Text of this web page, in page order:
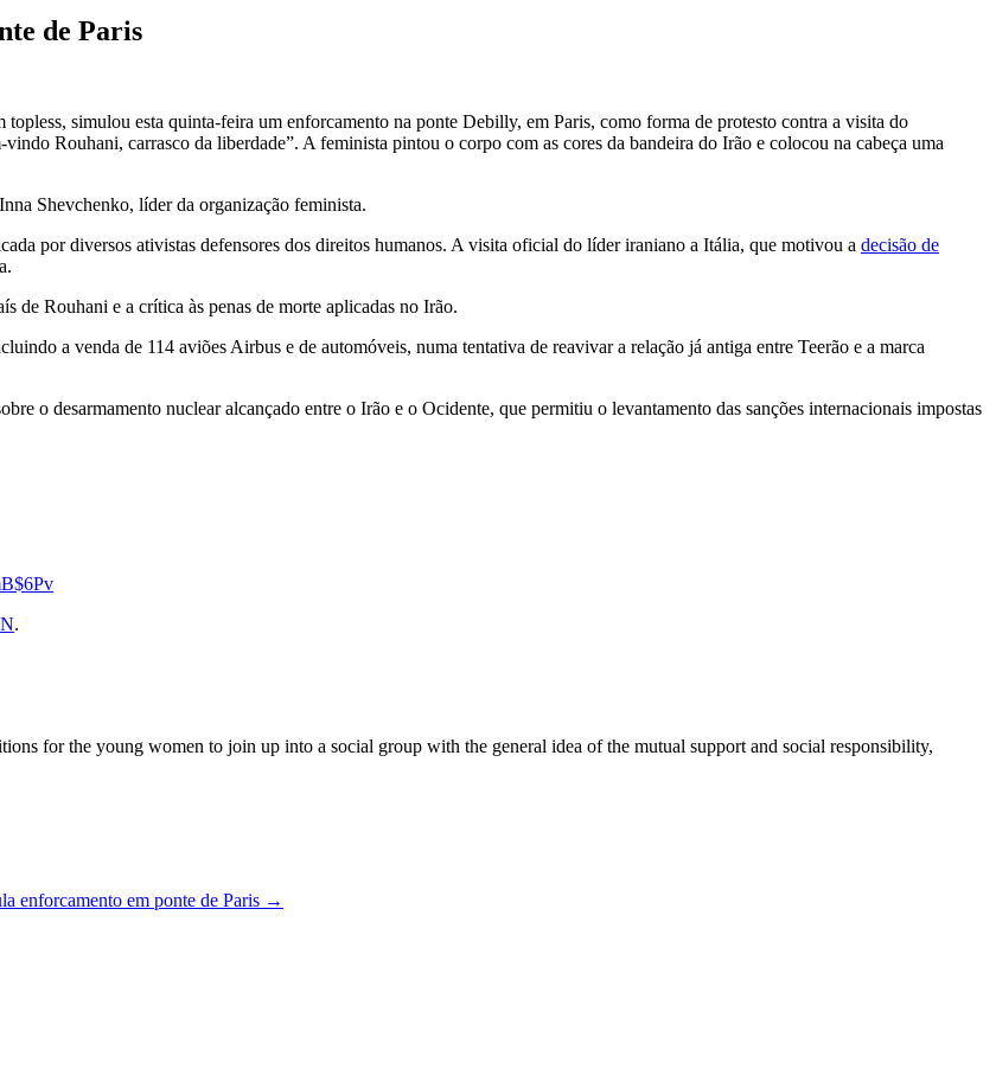
de Paris
simulou esta quinta-feira um enforcamento na ponte Debilly, em Paris, como forma de protesto contra a visita do
Rouhani, carrasco da liberdade”. A feminista pintou o corpo com as cores da bandeira do Irão e colocou na cabeça uma
Shevchenko, líder da organização feminista.
por diversos ativistas defensores dos direitos humanos. A visita oficial do líder iraniano a Itália, que motivou a decisão de
de Rouhani e a crítica às penas de morte aplicadas no Irão.
a venda de 114 aviões Airbus e de automóveis, numa tentativa de reavivar a relação já antiga entre Teerão e a marca
o desarmamento nuclear alcançado entre o Irão e o Ocidente, que permitiu o levantamento das sanções internacionais impostas
.
for the young women to join up into a social group with the general idea of the mutual support and social responsibility,
enforcamento em ponte de Paris →